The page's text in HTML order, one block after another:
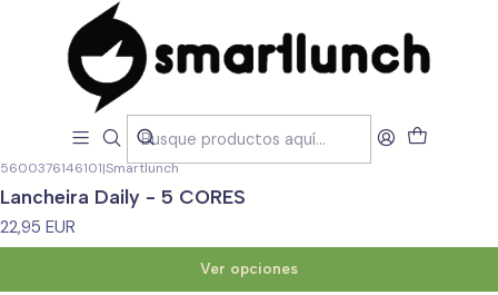
LOJA Lancheiras e Sacos Térmicos
Lancheiras e Sacos Térmicos
Filtros
5600376146101|Smartlunch
Lancheira Daily - 5 CORES
22,95 EUR
Ver opciones